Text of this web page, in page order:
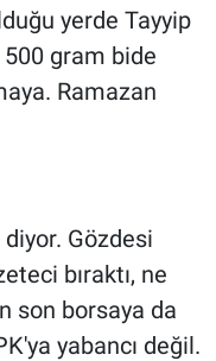
yerde Tayyip
gram bide
Ramazan
Gözdesi
bıraktı, ne
son borsaya da
yabancı değil.